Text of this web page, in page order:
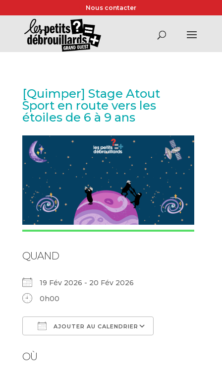
Nous contacter
[Quimper] Stage Atout
Sport en route vers les
étoiles de 6 à 9 ans
QUAND
19 Fév 2026 - 20 Fév 2026
0h00
AJOUTER AU CALENDRIER
OÙ